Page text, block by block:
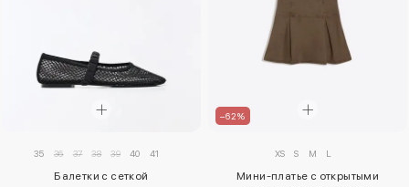
35 36 37 38 39 40 41
Балетки с сеткой
–62%
XS S M L
Мини-платье с открытыми